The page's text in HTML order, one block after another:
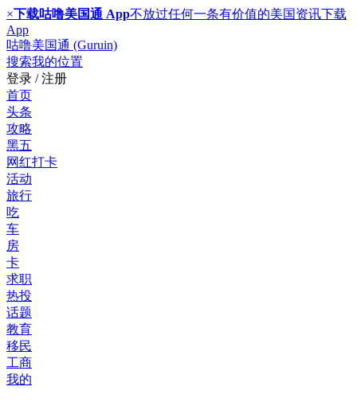
×下载咕噜美国通 App不放过任何一条有价值的美国资讯下载
App
咕噜美国通 (Guruin)
搜索我的位置
登录 / 注册
首页
头条
攻略
黑五
网红打卡
活动
旅行
吃
车
房
卡
求职
热投
话题
教育
移民
工商
我的